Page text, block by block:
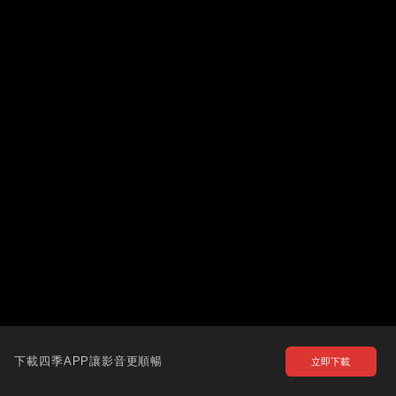
下載四季APP讓影音更順暢 立即下載